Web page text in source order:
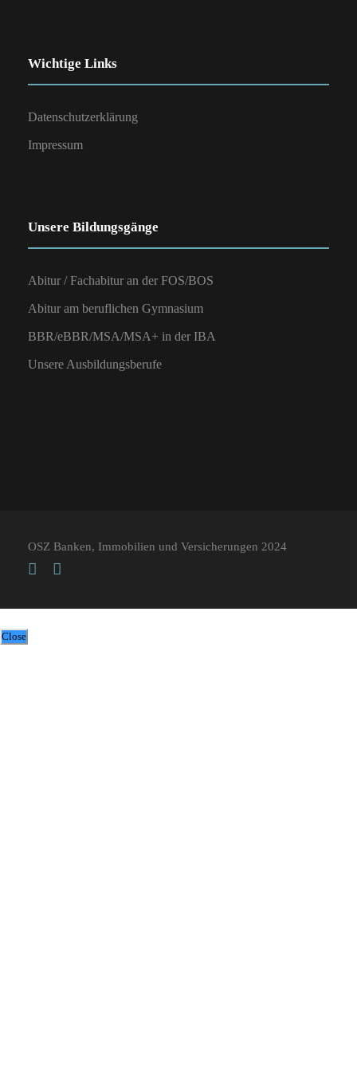
Wichtige Links
Datenschutzerklärung
Impressum
Unsere Bildungsgänge
Abitur / Fachabitur an der FOS/BOS
Abitur am beruflichen Gymnasium
BBR/eBBR/MSA/MSA+ in der IBA
Unsere Ausbildungsberufe
OSZ Banken, Immobilien und Versicherungen 2024
Close